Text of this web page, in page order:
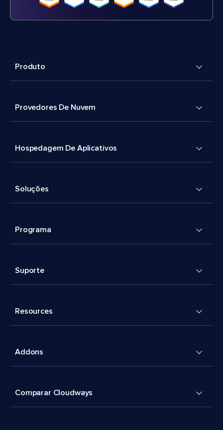
Produto
Provedores De Nuvem
Hospedagem De Aplicativos
Soluções
Programa
Suporte
Resources
Addons
Comparar Cloudways